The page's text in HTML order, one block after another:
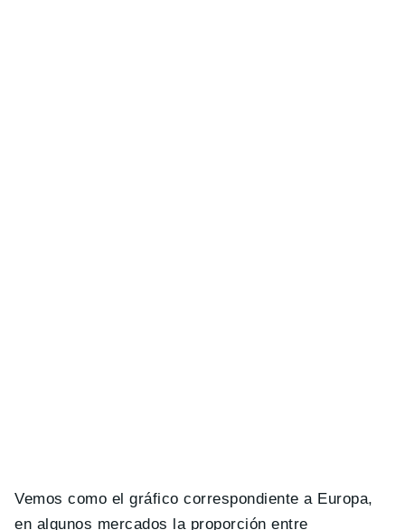
Vemos como el gráfico correspondiente a Europa,
en algunos mercados la proporción entre